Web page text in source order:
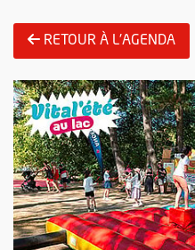
RETOUR À L'AGENDA